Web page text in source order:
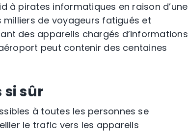
à pirates informatiques en raison d’une
milliers de voyageurs fatigués et
des appareils chargés d’informations
peut contenir des centaines
si sûr
à toutes les personnes se
le trafic vers les appareils